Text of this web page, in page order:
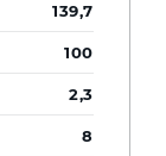
139,7
100
2,3
8